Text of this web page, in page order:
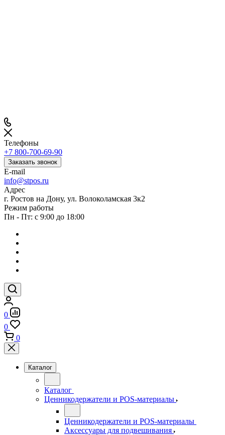
Телефоны
+7 800-700-69-90
Заказать звонок
E-mail
info@stpos.ru
Адрес
г. Ростов на Дону, ул. Волоколамская 3к2
Режим работы
Пн - Пт: с 9:00 до 18:00
0
0
0
Каталог
Каталог
Ценникодержатели и POS-материалы
Ценникодержатели и POS-материалы
Аксессуары для подвешивания